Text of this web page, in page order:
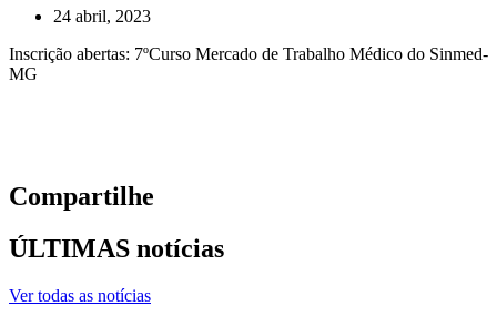
24 abril, 2023
Inscrição abertas: 7ºCurso Mercado de Trabalho Médico do Sinmed-
MG
Compartilhe
ÚLTIMAS notícias
Ver todas as notícias